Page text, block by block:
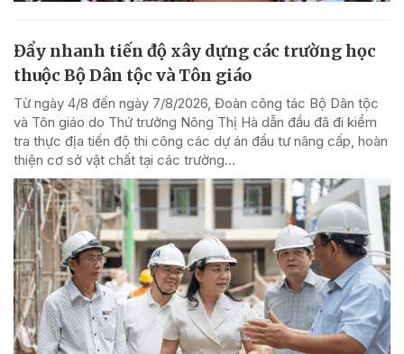
Đẩy nhanh tiến độ xây dựng các trường học
thuộc Bộ Dân tộc và Tôn giáo
Từ ngày 4/8 đến ngày 7/8/2026, Đoàn công tác Bộ Dân tộc
và Tôn giáo do Thứ trưởng Nông Thị Hà dẫn đầu đã đi kiểm
tra thực địa tiến độ thi công các dự án đầu tư nâng cấp, hoàn
thiện cơ sở vật chất tại các trường...